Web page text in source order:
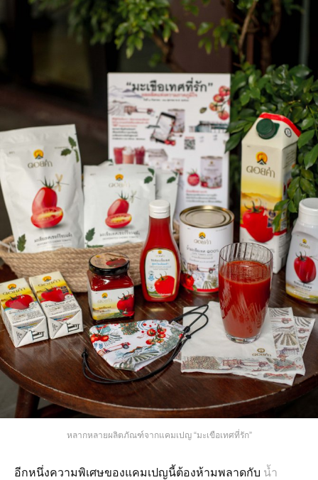
หลากหลายผลิตภัณฑ์จากแคมเปญ “มะเขือเทศที่รัก”
อีกหนึ่งความพิเศษของแคมเปญนี้ต้องห้ามพลาดกับ น้ำ